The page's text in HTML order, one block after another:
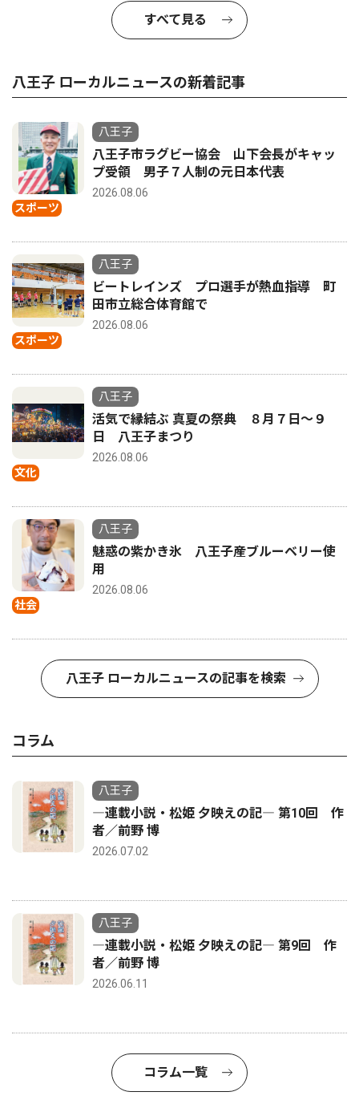
すべて見る
八王子 ローカルニュースの新着記事
スポーツ
八王子
八王子市ラグビー協会 山下会長がキャッ
プ受領 男子７人制の元日本代表
2026.08.06
スポーツ
八王子
ビートレインズ プロ選手が熱血指導 町
田市立総合体育館で
2026.08.06
文化
八王子
活気で縁結ぶ 真夏の祭典 ８月７日〜９
日 八王子まつり
2026.08.06
社会
八王子
魅惑の紫かき氷 八王子産ブルーベリー使
用
2026.08.06
八王子 ローカルニュースの記事を検索
コラム
八王子
―連載小説・松姫 夕映えの記― 第10回 作
者／前野 博
2026.07.02
八王子
―連載小説・松姫 夕映えの記― 第9回 作
者／前野 博
2026.06.11
コラム一覧